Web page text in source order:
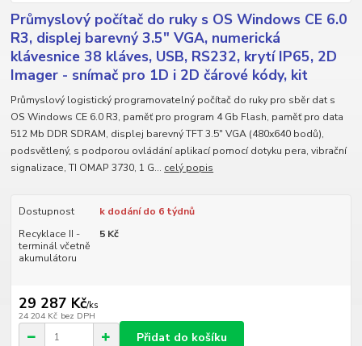
Průmyslový počítač do ruky s OS Windows CE 6.0
R3, displej barevný 3.5" VGA, numerická
klávesnice 38 kláves, USB, RS232, krytí IP65, 2D
Imager - snímač pro 1D i 2D čárové kódy, kit
Průmyslový logistický programovatelný počítač do ruky pro sběr dat s
OS Windows CE 6.0 R3, paměť pro program 4 Gb Flash, paměť pro data
512 Mb DDR SDRAM, displej barevný TFT 3.5" VGA (480x640 bodů),
podsvětlený, s podporou ovládání aplikací pomocí dotyku pera, vibrační
signalizace, TI OMAP 3730, 1 G... celý popis
Dostupnost
k dodání do 6 týdnů
Recyklace II -
terminál včetně
akumulátoru
5 Kč
29 287 Kč/ks
24 204 Kč bez DPH
Přidat do košíku